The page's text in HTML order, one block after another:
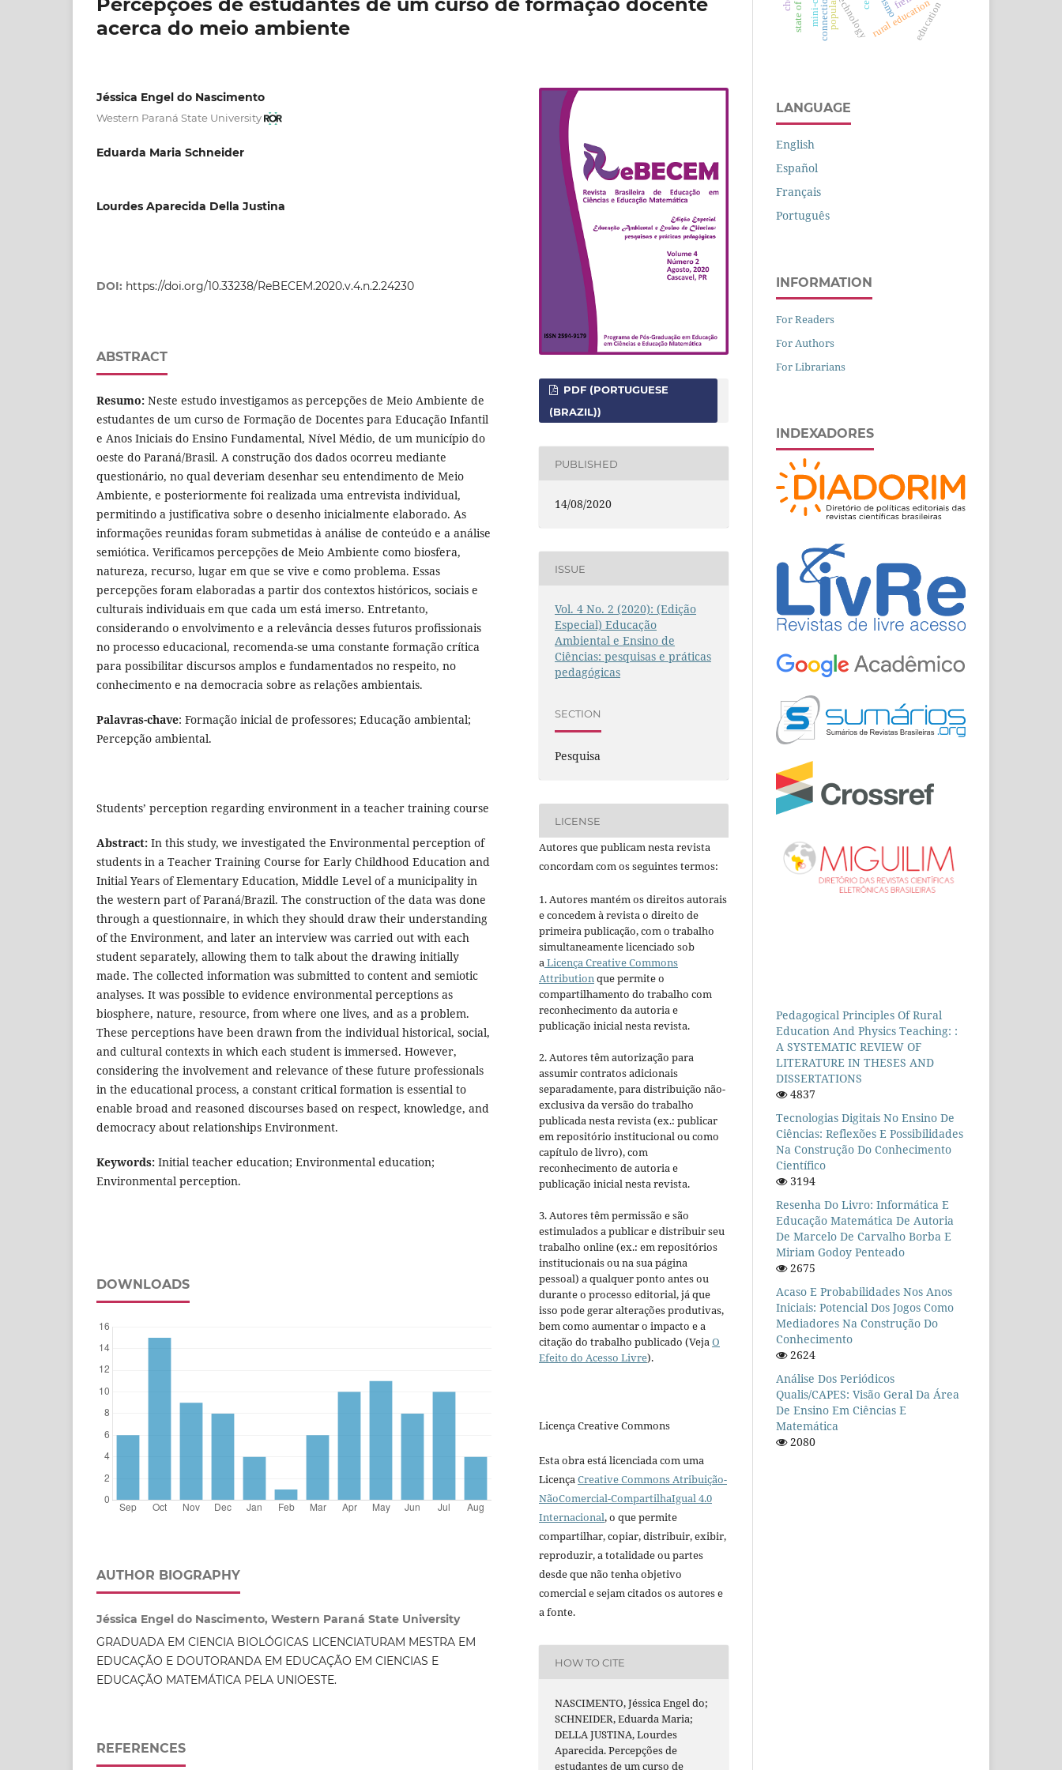
acerca do meio ambiente
Jéssica Engel do Nascimento
Western Paraná State University
Eduarda Maria Schneider
Lourdes Aparecida Della Justina
DOI: https://doi.org/10.33238/ReBECEM.2020.v.4.n.2.24230
ABSTRACT
Resumo: Neste estudo investigamos as percepções de Meio Ambiente de
estudantes de um curso de Formação de Docentes para Educação Infantil
e Anos Iniciais do Ensino Fundamental, Nível Médio, de um município do
oeste do Paraná/Brasil. A construção dos dados ocorreu mediante
questionário, no qual deveriam desenhar seu entendimento de Meio
Ambiente, e posteriormente foi realizada uma entrevista individual,
permitindo a justificativa sobre o desenho inicialmente elaborado. As
informações reunidas foram submetidas à análise de conteúdo e a análise
semiótica. Verificamos percepções de Meio Ambiente como biosfera,
natureza, recurso, lugar em que se vive e como problema. Essas
percepções foram elaboradas a partir dos contextos históricos, sociais e
culturais individuais em que cada um está imerso. Entretanto,
considerando o envolvimento e a relevância desses futuros profissionais
no processo educacional, recomenda-se uma constante formação crítica
para possibilitar discursos amplos e fundamentados no respeito, no
conhecimento e na democracia sobre as relações ambientais.
Palavras-chave: Formação inicial de professores; Educação ambiental;
Percepção ambiental.
Students’ perception regarding environment in a teacher training course
Abstract: In this study, we investigated the Environmental perception of
students in a Teacher Training Course for Early Childhood Education and
Initial Years of Elementary Education, Middle Level of a municipality in
the western part of Paraná/Brazil. The construction of the data was done
through a questionnaire, in which they should draw their understanding
of the Environment, and later an interview was carried out with each
student separately, allowing them to talk about the drawing initially
made. The collected information was submitted to content and semiotic
analyses. It was possible to evidence environmental perceptions as
biosphere, nature, resource, from where one lives, and as a problem.
These perceptions have been drawn from the individual historical, social,
and cultural contexts in which each student is immersed. However,
considering the involvement and relevance of these future professionals
in the educational process, a constant critical formation is essential to
enable broad and reasoned discourses based on respect, knowledge, and
democracy about relationships Environment.
Keywords: Initial teacher education; Environmental education;
Environmental perception.
DOWNLOADS
AUTHOR BIOGRAPHY
Jéssica Engel do Nascimento, Western Paraná State University
GRADUADA EM CIENCIA BIOLÓGICAS LICENCIATURAM MESTRA EM
EDUCAÇÃO E DOUTORANDA EM EDUCAÇÃO EM CIENCIAS E
EDUCAÇÃO MATEMÁTICA PELA UNIOESTE.
REFERENCES
PDF (PORTUGUESE
(BRAZIL))
PUBLISHED
14/08/2020
ISSUE
Vol. 4 No. 2 (2020): (Edição
Especial) Educação
Ambiental e Ensino de
Ciências: pesquisas e práticas
pedagógicas
SECTION
Pesquisa
LICENSE
Autores que publicam nesta revista
concordam com os seguintes termos:
1. Autores mantém os direitos autorais
e concedem à revista o direito de
primeira publicação, com o trabalho
simultaneamente licenciado sob
aLicença Creative Commons
Attributionque permite o
compartilhamento do trabalho com
reconhecimento da autoria e
publicação inicial nesta revista.
2. Autores têm autorização para
assumir contratos adicionais
separadamente, para distribuição não-
exclusiva da versão do trabalho
publicada nesta revista (ex.: publicar
em repositório institucional ou como
capítulo de livro), com
reconhecimento de autoria e
publicação inicial nesta revista.
3. Autores têm permissão e são
estimulados a publicar e distribuir seu
trabalho online (ex.: em repositórios
institucionais ou na sua página
pessoal) a qualquer ponto antes ou
durante o processo editorial, já que
isso pode gerar alterações produtivas,
bem como aumentar o impacto e a
citação do trabalho publicado (VejaO
Efeito do Acesso Livre).
Licença Creative Commons
Esta obra está licenciada com uma
LicençaCreative Commons Atribuição-
NãoComercial-CompartilhaIgual 4.0
Internacional, o que permite
compartilhar, copiar, distribuir, exibir,
reproduzir, a totalidade ou partes
desde que não tenha objetivo
comercial e sejam citados os autores e
a fonte.
HOW TO CITE
NASCIMENTO, Jéssica Engel do;
SCHNEIDER, Eduarda Maria;
DELLA JUSTINA, Lourdes
Aparecida. Percepções de
estudantes de um curso de
rural education
technology education
LANGUAGE
English
Español
Français
Português
INFORMATION
For Readers
For Authors
For Librarians
INDEXADORES
Pedagogical Principles Of Rural
Education And Physics Teaching: :
A SYSTEMATIC REVIEW OF
LITERATURE IN THESES AND
DISSERTATIONS
4837
Tecnologias Digitais No Ensino De
Ciências: Reflexões E Possibilidades
Na Construção Do Conhecimento
Científico
3194
Resenha Do Livro: Informática E
Educação Matemática De Autoria
De Marcelo De Carvalho Borba E
Miriam Godoy Penteado
2675
Acaso E Probabilidades Nos Anos
Iniciais: Potencial Dos Jogos Como
Mediadores Na Construção Do
Conhecimento
2624
Análise Dos Periódicos
Qualis/CAPES: Visão Geral Da Área
De Ensino Em Ciências E
Matemática
2080